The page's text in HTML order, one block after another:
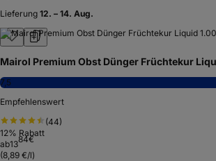
Lieferung 12. – 14. Aug.
Mairol Premium Obst Dünger Früchtekur
7,5
Empfehlenswert
(44)
12% Rabatt
ab1384€
(8,89 €/l)